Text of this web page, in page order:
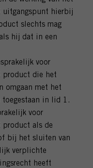
uitgangspunt hierbij
slechts mag
hij dat in een
voor
product die het
omgaan met het
toegestaan in lid 1.
voor
product als de
bij het sluiten van
verplichte
heeft